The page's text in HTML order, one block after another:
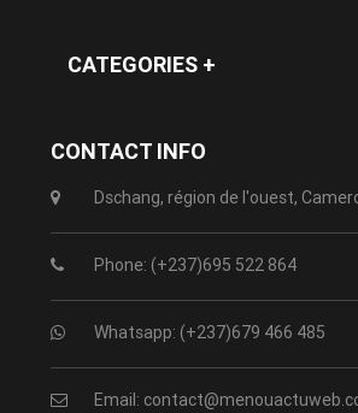
CATEGORIES +
CONTACT INFO
Dschang, région de l'ouest,
Phone: (+237)695 522 864
Whatsapp: (+237)679 466 485
Email: